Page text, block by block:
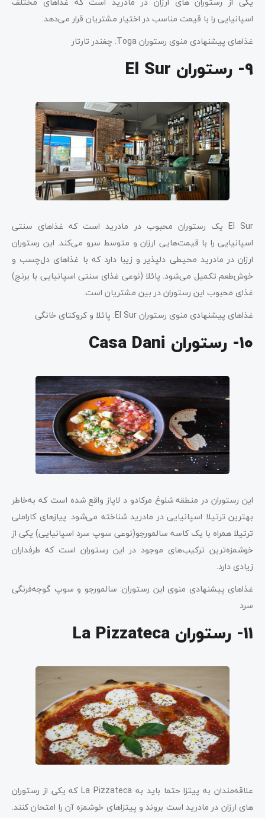
اسپانیایی را با قیمت مناسب در اختیار مشتریان قرار می‌دهد.
غذاهای پیشنهادی منوی رستوران Toga: چغندر تارتار
9- رستوران El Sur
El Sur یک رستوران محبوب در مادرید است که غذاهای سنتی
اسپانیایی را با قیمت‌هایی ارزان و متوسط سرو می‌کند. این رستوران
ارزان در مادرید محیطی دلپذیر و زیبا دارد که با غذاهای دل‌چسب و
خوش‌طعم تکمیل می‌شود. پائلا (نوعی غذای سنتی اسپانیایی با برنج)
غذای محبوب این رستوران در بین مشتریان است.
غذاهای پیشنهادی منوی رستوران El Sur: پائلا و کروکتای خانگی
10- رستوران Casa Dani
این رستوران در منطقه شلوغ مرکادو د لاپاز واقع شده است که به‌خاطر
بهترین ترتیلا اسپانیایی در مادرید شناخته می‌شود. پیازهای کاراملی
ترتیلا همراه با یک کاسه سالمورجو(نوعی سوپ سرد اسپانیایی) یکی از
خوشمزه‌ترین ترکیب‌های موجود در این رستوران است که طرفداران
زیادی دارد.
غذاهای پیشنهادی منوی این رستوران: سالمورجو و سوپ گوجه‌فرنگی
سرد
11- رستوران La Pizzateca
علاقه‌مندان به پیتزا حتما باید به La Pizzateca که یکی از رستوران
های ارزان در مادرید است بروند و پیتزاهای خوشمزه آن را امتحان کنند.